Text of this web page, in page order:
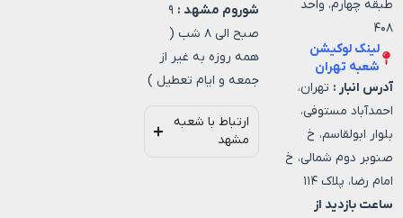
طبقه چهارم، واحد
۴۰۸
لینک لوکیشن
شعبه تهران
آدرس انبار : تهران،
احمدآباد مستوفی،
بلوار ابولقاسم، خ
صنوبر دوم شمالی، خ
امام رضا، پلاک ۱۱۴
ساعت بازدید از
شوروم مشهد : ۹
صبح الی ۸ شب (
همه روزه به غیر از
جمعه و ایام تعطیل )
ارتباط با شعبه
مشهد